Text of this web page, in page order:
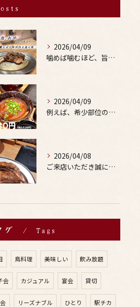
2026/04/09
噛めば噛むほど、旨みがあふれる。
2026/04/09
例えば、希少部位の串を試したり、季節限定の地酒を味わったりす...
2026/04/08
ご来店いただき誠にありがとうございます。
グ Tags
鳥料理 美味しい 飲み放題
会 カジュアル 宴会 貸切
リーズナブル ひとり 駅チカ